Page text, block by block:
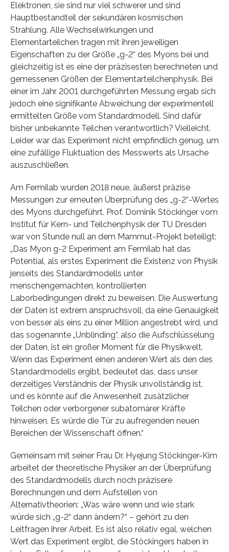
Elektronen, sie sind nur viel schwerer und sind
Hauptbestandteil der sekundären kosmischen
Strahlung. Alle Wechselwirkungen und
Elementarteilchen tragen mit ihren jeweiligen
Eigenschaften zu der Größe „g-2“ des Myons bei und
gleichzeitig ist es eine der präzisesten berechneten und
gemessenen Größen der Elementarteilchenphysik. Bei
einer im Jahr 2001 durchgeführten Messung ergab sich
jedoch eine signifikante Abweichung der experimentell
ermittelten Größe vom Standardmodell. Sind dafür
bisher unbekannte Teilchen verantwortlich? Vielleicht.
Leider war das Experiment nicht empfindlich genug, um
eine zufällige Fluktuation des Messwerts als Ursache
auszuschließen.
Am Fermilab wurden 2018 neue, äußerst präzise
Messungen zur erneuten Überprüfung des „g-2“-Wertes
des Myons durchgeführt. Prof. Dominik Stöckinger vom
Institut für Kern- und Teilchenphysik der TU Dresden
war von Stunde null an dem Mammut-Projekt beteiligt:
„Das Myon g-2 Experiment am Fermilab hat das
Potential, als erstes Experiment die Existenz von Physik
jenseits des Standardmodells unter
menschengemachten, kontrollierten
Laborbedingungen direkt zu beweisen. Die Auswertung
der Daten ist extrem anspruchsvoll, da eine Genauigkeit
von besser als eins zu einer Million angestrebt wird, und
das sogenannte „Unblinding“, also die Aufschlüsselung
der Daten, ist ein großer Moment für die Physikwelt.
Wenn das Experiment einen anderen Wert als den des
Standardmodells ergibt, bedeutet das, dass unser
derzeitiges Verständnis der Physik unvollständig ist,
und es könnte auf die Anwesenheit zusätzlicher
Teilchen oder verborgener subatomarer Kräfte
hinweisen. Es würde die Tür zu aufregenden neuen
Bereichen der Wissenschaft öffnen.“
Gemeinsam mit seiner Frau Dr. Hyejung Stöckinger-Kim
arbeitet der theoretische Physiker an der Überprüfung
des Standardmodells durch noch präzisere
Berechnungen und dem Aufstellen von
Alternativtheorien: „Was wäre wenn und wie stark
würde sich „g-2“ dann ändern?“ – gehört zu den
Leitfragen ihrer Arbeit. Es ist also relativ egal, welchen
Wert das Experiment ergibt, die Stöckingers haben in